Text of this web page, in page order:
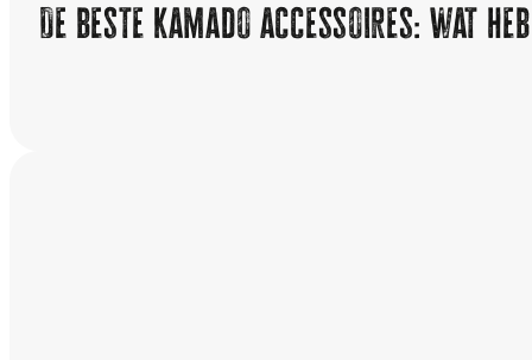
De beste kamado accessoires: wat